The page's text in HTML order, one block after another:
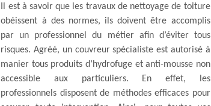
Il est à savoir que les travaux de nettoyage de toiture
obéissent à des normes, ils doivent être accomplis
par un professionnel du métier afin d’éviter tous
risques. Agréé, un couvreur spécialiste est autorisé à
manier tous produits d’hydrofuge et anti-mousse non
accessible aux particuliers. En effet, les
professionnels disposent de méthodes efficaces pour